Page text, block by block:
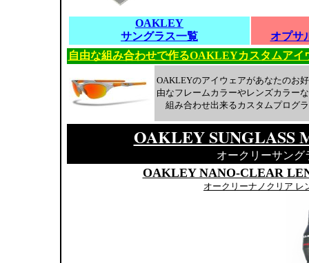
OAKLEY
サングラス一覧
オプサ
自由な組み合わせで作るOAKLEYカスタムアイ
OAKLEYのアイウェアがあなたのお
由なフレームカラーやレンズカラー
組み合わせ出来るカスタムプログ
OAKLEY SUNGLASS
オークリーサン
OAKLEY NANO-CLEAR
オークリーナノクリア